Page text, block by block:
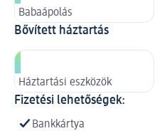
Babaápolás
Bővített háztartás
Háztartási eszközök
Fizetési lehetőségek:
Bankkártya